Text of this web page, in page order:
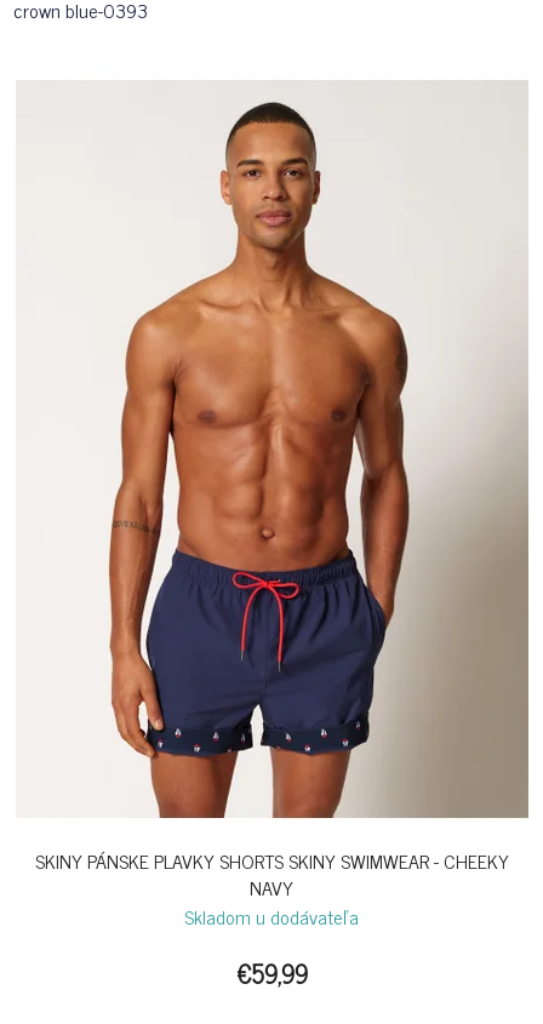
crown blue-0393
SKINY PÁNSKE PLAVKY SHORTS SKINY SWIMWEAR - CHEEKY
NAVY
Skladom u dodávateľa
€59,99